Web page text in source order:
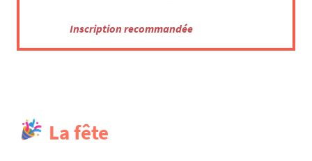
Inscription recommandée
La fête